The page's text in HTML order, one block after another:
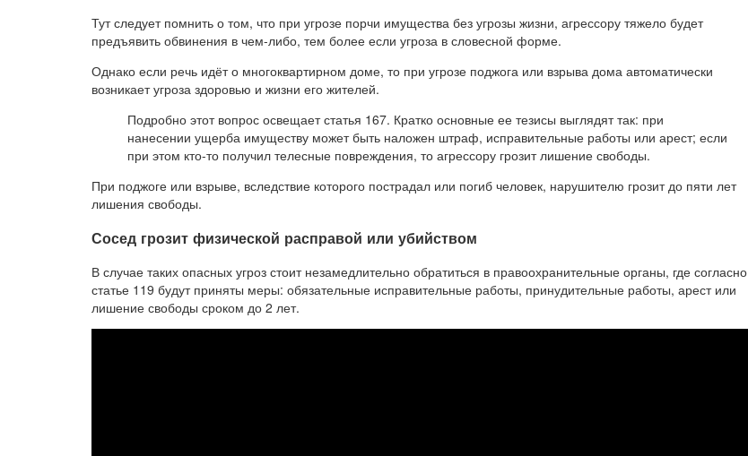
Тут следует помнить о том, что при угрозе порчи имущества без угрозы жизни, агрессору тяжело будет
предъявить обвинения в чем-либо, тем более если угроза в словесной форме.
Однако если речь идёт о многоквартирном доме, то при угрозе поджога или взрыва дома автоматически
возникает угроза здоровью и жизни его жителей.
Подробно этот вопрос освещает статья 167. Кратко основные ее тезисы выглядят так: при
нанесении ущерба имуществу может быть наложен штраф, исправительные работы или арест; если
при этом кто-то получил телесные повреждения, то агрессору грозит лишение свободы.
При поджоге или взрыве, вследствие которого пострадал или погиб человек, нарушителю грозит до пяти лет
лишения свободы.
Сосед грозит физической расправой или убийством
В случае таких опасных угроз стоит незамедлительно обратиться в правоохранительные органы, где согласно
статье 119 будут приняты меры: обязательные исправительные работы, принудительные работы, арест или
лишение свободы сроком до 2 лет.